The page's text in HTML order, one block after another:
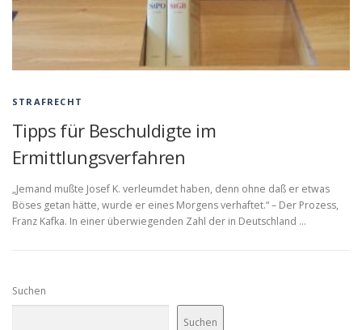
STRAFRECHT
Tipps für Beschuldigte im
Ermittlungsverfahren
„Jemand mußte Josef K. verleumdet haben, denn ohne daß er etwas
Böses getan hätte, wurde er eines Morgens verhaftet.“ – Der Prozess,
Franz Kafka. In einer überwiegenden Zahl der in Deutschland …
Suchen
Suchen